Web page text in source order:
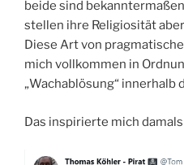
beide sind
stellen ihre Religiosität
Diese Art von
mich vollkommen in
„Wachablösung“ innerhalb
Das inspirierte mich